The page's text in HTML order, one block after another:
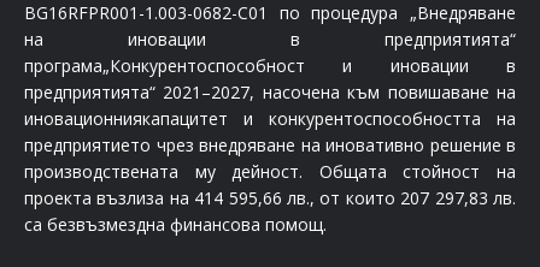
BG16RFPR001-1.003-0682-C01 по процедура „Внедряване
на иновации в предприятията“
програма„Конкурентоспособност и иновации в
предприятията“ 2021–2027, насочена към повишаване на
иновационниякапацитет и конкурентоспособността на
предприятието чрез внедряване на иновативно решение в
производствената му дейност. Общата стойност на
проекта възлиза на 414 595,66 лв., от които 207 297,83 лв.
са безвъзмездна финансова помощ.